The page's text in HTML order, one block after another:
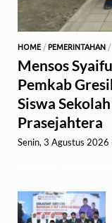
HOME /PEMERINTAHAN /
Mensos
Pemkab
Siswa
Prasejahtera
Senin, 3 Agustus